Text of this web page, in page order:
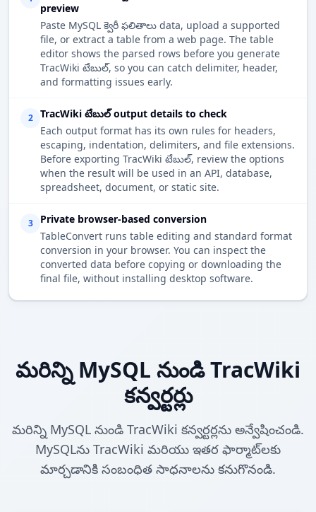
preview
Paste MySQL క్వెరీ ఫలితాలు data, upload a supported
file, or extract a table from a web page. The table
editor shows the parsed rows before you generate
TracWiki టేబుల్, so you can catch delimiter, header,
and formatting issues early.
2
TracWiki టేబుల్ output details to check
Each output format has its own rules for headers,
escaping, indentation, delimiters, and file extensions.
Before exporting TracWiki టేబుల్, review the options
when the result will be used in an API, database,
spreadsheet, document, or static site.
3
Private browser-based conversion
TableConvert runs table editing and standard format
conversion in your browser. You can inspect the
converted data before copying or downloading the
final file, without installing desktop software.
మరిన్ని MySQL నుండి TracWiki
కన్వర్టర్లు
మరిన్ని MySQL నుండి TracWiki కన్వర్టర్లను అన్వేషించండి.
MySQLను TracWiki మరియు ఇతర ఫార్మాట్‌లకు
మార్చడానికి సంబంధిత సాధనాలను కనుగొనండి.